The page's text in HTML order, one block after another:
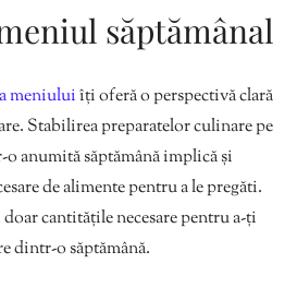
săptămânal
meniuluiîți oferă o perspectivă clară
Stabilirea preparatelor culinare pe
o anumită săptămână implică și
de alimente pentru a le pregăti.
cantitățile necesare pentru a-ți
dintr-o săptămână.